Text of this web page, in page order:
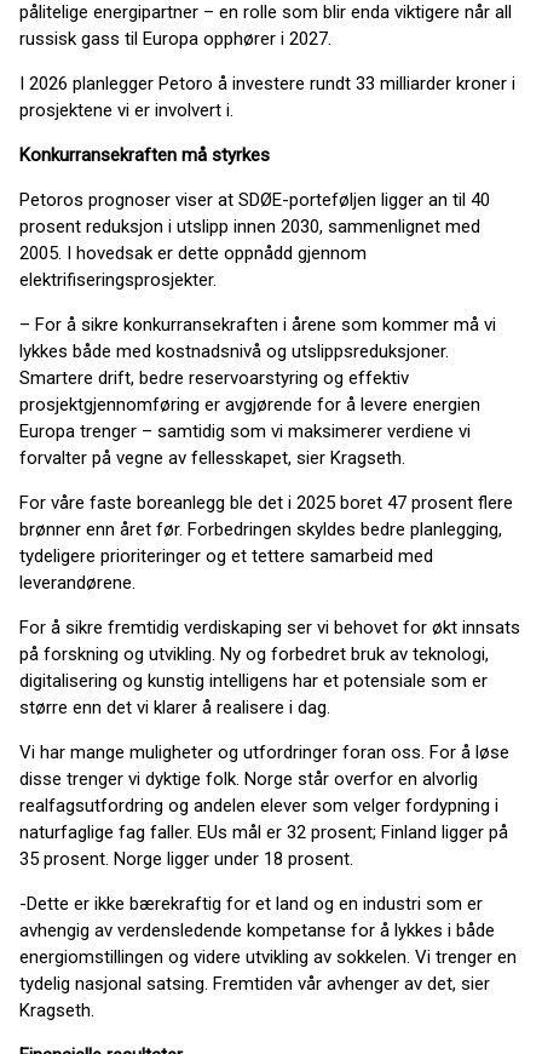
pålitelige energipartner – en rolle som blir enda viktigere når all
russisk gass til Europa opphører i 2027.
I 2026 planlegger Petoro å investere rundt 33 milliarder kroner i
prosjektene vi er involvert i.
Konkurransekraften må styrkes
Petoros prognoser viser at SDØE-porteføljen ligger an til 40
prosent reduksjon i utslipp innen 2030, sammenlignet med
2005. I hovedsak er dette oppnådd gjennom
elektrifiseringsprosjekter.
– For å sikre konkurransekraften i årene som kommer må vi
lykkes både med kostnadsnivå og utslippsreduksjoner.
Smartere drift, bedre reservoarstyring og effektiv
prosjektgjennomføring er avgjørende for å levere energien
Europa trenger – samtidig som vi maksimerer verdiene vi
forvalter på vegne av fellesskapet, sier Kragseth.
For våre faste boreanlegg ble det i 2025 boret 47 prosent flere
brønner enn året før. Forbedringen skyldes bedre planlegging,
tydeligere prioriteringer og et tettere samarbeid med
leverandørene.
For å sikre fremtidig verdiskaping ser vi behovet for økt innsats
på forskning og utvikling. Ny og forbedret bruk av teknologi,
digitalisering og kunstig intelligens har et potensiale som er
større enn det vi klarer å realisere i dag.
Vi har mange muligheter og utfordringer foran oss. For å løse
disse trenger vi dyktige folk. Norge står overfor en alvorlig
realfagsutfordring og andelen elever som velger fordypning i
naturfaglige fag faller. EUs mål er 32 prosent; Finland ligger på
35 prosent. Norge ligger under 18 prosent.
-Dette er ikke bærekraftig for et land og en industri som er
avhengig av verdensledende kompetanse for å lykkes i både
energiomstillingen og videre utvikling av sokkelen. Vi trenger en
tydelig nasjonal satsing. Fremtiden vår avhenger av det, sier
Kragseth.